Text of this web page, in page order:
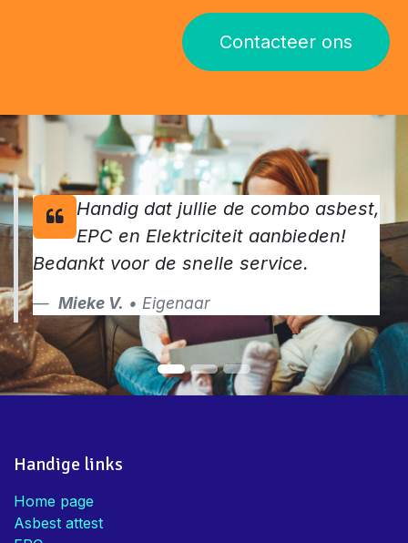
Contacteer ons
Handig dat jullie de combo asbest,
EPC en Elektriciteit aanbieden!
Bedankt voor de snelle service.
Mieke V. • Eigenaar
Handige links
Home page
Asbest attest